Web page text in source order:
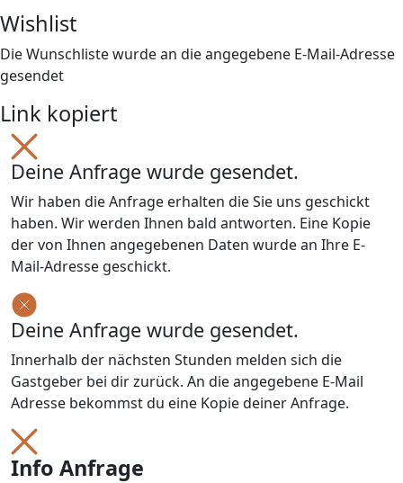
Wishlist
Die Wunschliste wurde an die angegebene E-Mail-Adresse
gesendet
Link kopiert
Deine Anfrage wurde gesendet.
Wir haben die Anfrage erhalten die Sie uns geschickt
haben. Wir werden Ihnen bald antworten. Eine Kopie
der von Ihnen angegebenen Daten wurde an Ihre E-
Mail-Adresse geschickt.
Deine Anfrage wurde gesendet.
Innerhalb der nächsten Stunden melden sich die
Gastgeber bei dir zurück. An die angegebene E-Mail
Adresse bekommst du eine Kopie deiner Anfrage.
Info Anfrage